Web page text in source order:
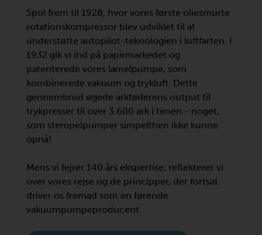
Spol frem til 1928, hvor vores første oliesmurte
rotationskompressor blev udviklet til at
understøtte autopilot-teknologien i luftfarten. I
1932 gik vi ind på papirmarkedet og
patenterede vores lamelpumpe, som
kombinerede vakuum og trykluft. Dette
gennembrud øgede arkføderens output til
trykpresser til over 3.600 ark i timen - noget,
som stempelpumper simpelthen ikke kunne
opnå!
Mens vi fejrer 140 års ekspertise, reflekterer vi
over vores rejse og de principper, der fortsat
driver os fremad som en førende
vakuumpumpeproducent.